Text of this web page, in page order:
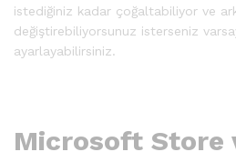
istediğiniz kadar çoğaltabiliyor ve
değiştirebiliyorsunuz isterseniz
ayarlayabilirsiniz.
Microsoft Store